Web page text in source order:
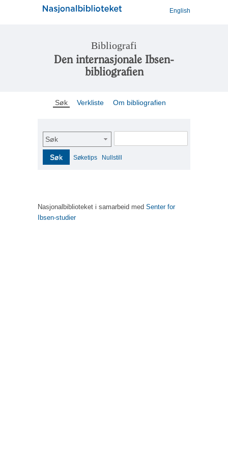
English
Bibliografi
Den internasjonale Ibsen-
bibliografien
Søk Verkliste Om bibliografien
Søk
Søk Søketips Nullstill
Nasjonalbiblioteket i samarbeid med Senter for
Ibsen-studier